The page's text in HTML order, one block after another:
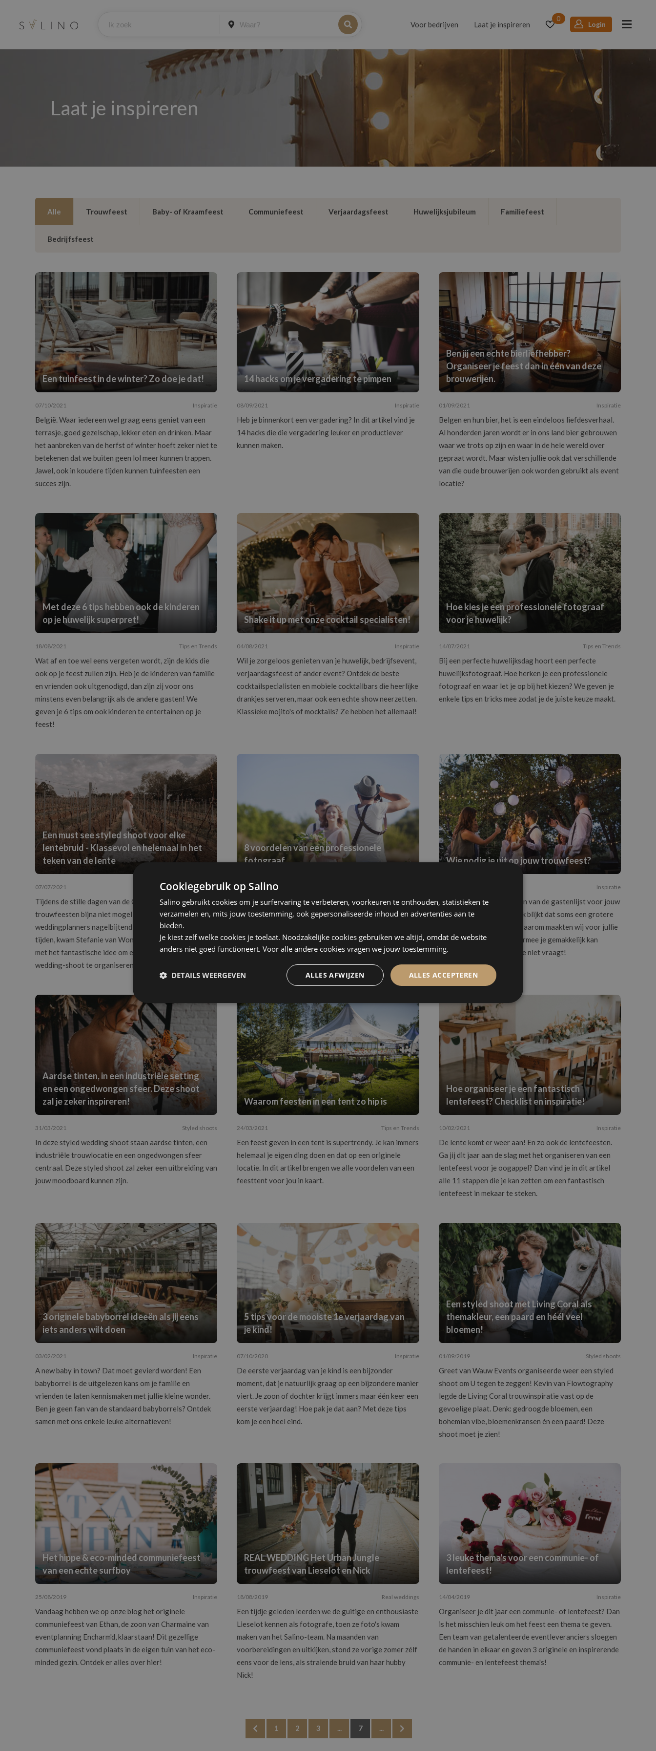
Voor bedrijven Laat je inspireren
0
Login
Laat je inspireren
Alle Trouwfeest Baby- of Kraamfeest Communiefeest Verjaardagsfeest Huwelijksjubileum Familiefeest
Bedrijfsfeest
Een tuinfeest in de winter? Zo doe je dat!
Inspiratie
07/10/2021
België. Waar iedereen wel graag eens geniet van een
terrasje, goed gezelschap, lekker eten en drinken. Maar
het aanbreken van de herfst of winter hoeft zeker niet te
betekenen dat we buiten geen lol meer kunnen trappen.
Jawel, ook in koudere tijden kunnen tuinfeesten een
succes zijn.
14 hacks om je vergadering te pimpen
Inspiratie
08/09/2021
Heb je binnenkort een vergadering? In dit artikel vind je
14 hacks die die vergadering leuker en productiever
kunnen maken.
Ben jij een echte bierliefhebber?
Organiseer je feest dan in één van deze
brouwerijen.
Inspiratie
01/09/2021
Belgen en hun bier, het is een eindeloos liefdesverhaal.
Al honderden jaren wordt er in ons land bier gebrouwen
waar we trots op zijn en waar in de hele wereld over
gepraat wordt. Maar wisten jullie ook dat verschillende
van die oude brouwerijen ook worden gebruikt als event
locatie?
Met deze 6 tips hebben ook de kinderen
op je huwelijk superpret!
Tips en Trends
18/08/2021
Wat af en toe wel eens vergeten wordt, zijn de kids die
ook op je feest zullen zijn. Heb je de kinderen van familie
en vrienden ook uitgenodigd, dan zijn zij voor ons
minstens even belangrijk als de andere gasten! We
geven je 6 tips om ook kinderen te entertainen op je
feest!
Shake it up met onze cocktail specialisten!
Inspiratie
04/08/2021
Wil je zorgeloos genieten van je huwelijk, bedrijfsevent,
verjaardagsfeest of ander event? Ontdek de beste
cocktailspecialisten en mobiele cocktailbars die heerlijke
drankjes serveren, maar ook een echte show neerzetten.
Klassieke mojito's of mocktails? Ze hebben het allemaal!
Hoe kies je een professionele fotograaf
voor je huwelijk?
Tips en Trends
14/07/2021
Bij een perfecte huwelijksdag hoort een perfecte
huwelijksfotograaf. Hoe herken je een professionele
fotograaf en waar let je op bij het kiezen? We geven je
enkele tips en tricks mee zodat je de juiste keuze maakt.
Een must see styled shoot voor elke
lentebruid - Klassevol en helemaal in het
teken van de lente
Styled shoots
07/07/2021
Tijdens de stille dagen van de Corona epidemie, wanneer
trouwfeesten bijna niet mogelijk waren en
weddingplanners nagelbijtend wachtten op betere
tijden, kwam Stefanie van Wondrous Weddings & Events
met het fantastische idee om een prachtige lente-
wedding-shoot te organiseren.
8 voordelen van een professionele
fotograaf
26/05/2021
Een feest wordt pas écht onvergetelijk als je achteraf
nog eens kan terugblikken met mooie foto's. Wil je
een professionele fotograaf een goed idee!
Wie nodig je uit op jouw trouwfeest?
Inspiratie
Bezig met het samenstellen van de gastenlijst voor jouw
trouwfeest? Waarschijnlijk blijkt dat soms een grotere
uitdaging dan verwacht. Daarom maakten wij voor jullie
een gemakkelijke test waarmee je gemakkelijk kan
bepalen wie je wel en wie je niet vraagt!
Aardse tinten, in een industriële setting
en een ongedwongen sfeer. Deze shoot
zal je zeker inspireren!
Styled shoots
31/03/2021
In deze styled wedding shoot staan aardse tinten, een
industriële trouwlocatie en een ongedwongen sfeer
centraal. Deze styled shoot zal zeker een uitbreiding van
jouw moodboard kunnen zijn.
Waarom feesten in een tent zo hip is
Tips en Trends
24/03/2021
Een feest geven in een tent is supertrendy. Je kan immers
helemaal je eigen ding doen en dat op een originele
locatie. In dit artikel brengen we alle voordelen van een
feesttent voor jou in kaart.
Hoe organiseer je een fantastisch
lentefeest? Checklist en inspiratie!
Inspiratie
10/02/2021
De lente komt er weer aan! En zo ook de lentefeesten.
Ga jij dit jaar aan de slag met het organiseren van een
lentefeest voor je oogappel? Dan vind je in dit artikel
alle 11 stappen die je kan zetten om een fantastisch
lentefeest in mekaar te steken.
3 originele babyborrel ideeën als jij eens
iets anders wilt doen
Inspiratie
03/02/2021
A new baby in town? Dat moet gevierd worden! Een
babyborrel is de uitgelezen kans om je familie en
vrienden te laten kennismaken met jullie kleine wonder.
Ben je geen fan van de standaard babyborrels? Ontdek
samen met ons enkele leuke alternatieven!
5 tips voor de mooiste 1e verjaardag van
je kind!
Inspiratie
07/10/2020
De eerste verjaardag van je kind is een bijzonder
moment, dat je natuurlijk graag op een bijzondere manier
viert. Je zoon of dochter krijgt immers maar één keer een
eerste verjaardag! Hoe pak je dat aan? Met deze tips
kom je een heel eind.
Een styled shoot met Living Coral als
themakleur, een paard en héél veel
bloemen!
Styled shoots
01/09/2019
Greet van Wauw Events organiseerde weer een styled
shoot om U tegen te zeggen! Kevin van Flowtography
legde de Living Coral trouwinspiratie vast op de
gevoelige plaat. Denk: gedroogde bloemen, een
bohemian vibe, bloemenkransen én een paard! Deze
shoot moet je zien!
Het hippe & eco-minded communiefeest
van een echte surfboy
Inspiratie
25/08/2019
Vandaag hebben we op onze blog het originele
communiefeest van Ethan, de zoon van Charmaine van
eventplanning Encharm'd, klaarstaan! Dit gezellige
communiefeest vond plaats in de eigen tuin van het eco-
minded gezin. Ontdek er alles over hier!
REAL WEDDING Het Urban Jungle
trouwfeest van Lieselot en Nick
Real weddings
18/08/2019
Een tijdje geleden leerden we de guitige en enthousiaste
Lieselot kennen als fotografe, toen ze foto's kwam
maken van het Salino-team. Na maanden van
voorbereidingen en uitkijken, stond ze vorige zomer zélf
eens voor de lens, als stralende bruid van haar hubby
Nick!
3 leuke thema's voor een communie- of
lentefeest!
Inspiratie
14/04/2019
Organiseer je dit jaar een communie- of lentefeest? Dan
is het misschien leuk om het feest een thema te geven.
Een team van getalenteerde eventleveranciers sloegen
de handen in elkaar en geven 3 originele en inspirerende
communie- en lentefeest thema's!
1 2 3 ... 7 ...
Cookiegebruik op Salino
Salino gebruikt cookies om je surfervaring te verbeteren, voorkeuren te onthouden, statistieken te
verzamelen en, mits jouw toestemming, ook gepersonaliseerde inhoud en advertenties aan te
bieden.
Je kiest zelf welke cookies je toelaat. Noodzakelijke cookies gebruiken we altijd, omdat de website
anders niet goed functioneert. Voor alle andere cookies vragen we jouw toestemming.
ALLES ACCEPTEREN
ALLES AFWIJZEN
DETAILS WEERGEVEN